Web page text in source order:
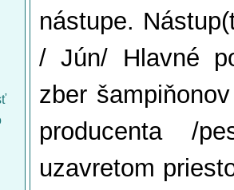
nástupe.
/ Jún/ Hlavné
zber
producenta /
uzavretom